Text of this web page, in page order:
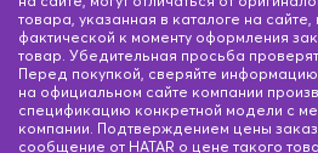
товара, указанная в каталоге на сайте,
фактической к моменту оформления
товар. Убедительная просьба
Перед покупкой, сверяйте
на официальном сайте компании
спецификацию конкретной модели с
компании. Подтверждением цены
сообщение от HATAR о цене такого